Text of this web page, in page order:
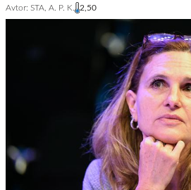
Avtor: STA, A. P. K. 2,50